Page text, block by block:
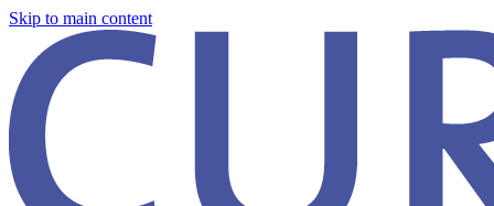
Skip to main content